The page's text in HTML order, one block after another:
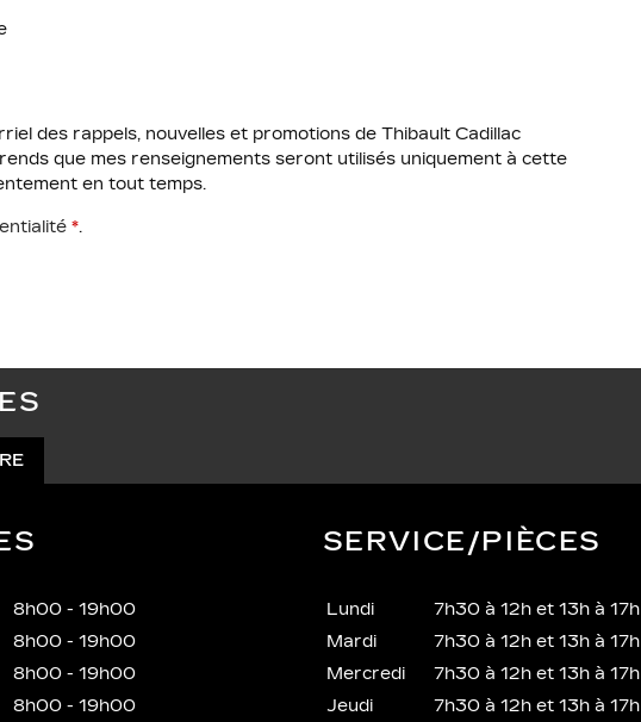
des rappels, nouvelles et promotions de Thibault Cadillac
que mes renseignements seront utilisés uniquement à cette
en tout temps.
*.
8h00 - 19h00
8h00 - 19h00
8h00 - 19h00
8h00 - 19h00
SERVICE/PIÈCES
Lundi
7h30 à 12h et 13h à 17h
Mardi
7h30 à 12h et 13h à 17h
Mercredi
7h30 à 12h et 13h à 17h
Jeudi
7h30 à 12h et 13h à 17h